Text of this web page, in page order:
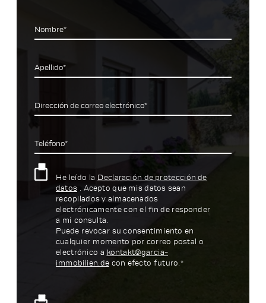
Nombre*
Apellido*
Dirección de correo electrónico*
Teléfono*
He leído la Declaración de protección de
datos . Acepto que mis datos sean
recopilados y almacenados
electrónicamente con el fin de responder
a mi consulta.
Puede revocar su consentimiento en
cualquier momento por correo postal o
electrónico a kontakt@garcia-
immobilien.de con efecto futuro.*